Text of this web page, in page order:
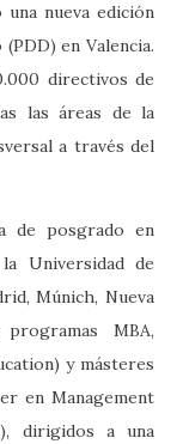
una nueva edición
en Valencia.
directivos de
las áreas de la
a través del
de posgrado en
Universidad de
Múnich, Nueva
MBA,
y másteres
en Management
dirigidos a una